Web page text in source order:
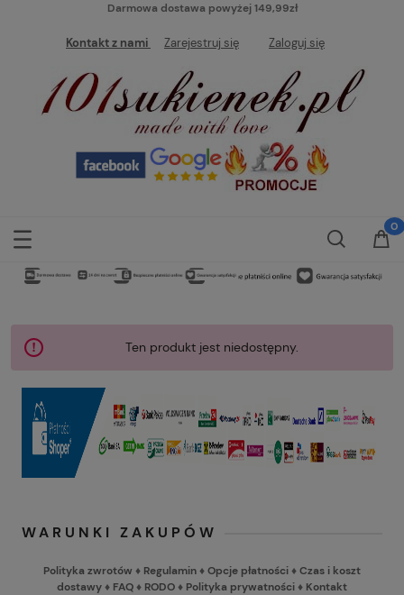
Darmowa dostawa powyżej 149,99zł
Kontakt z nami Zarejestruj się Zaloguj się
Ten produkt jest niedostępny.
WARUNKI ZAKUPÓW
Polityka zwrotów ♦ Regulamin♦Opcje płatności♦Czas i koszt
dostawy♦ FAQ♦ RODO♦ Polityka prywatności♦ Kontakt